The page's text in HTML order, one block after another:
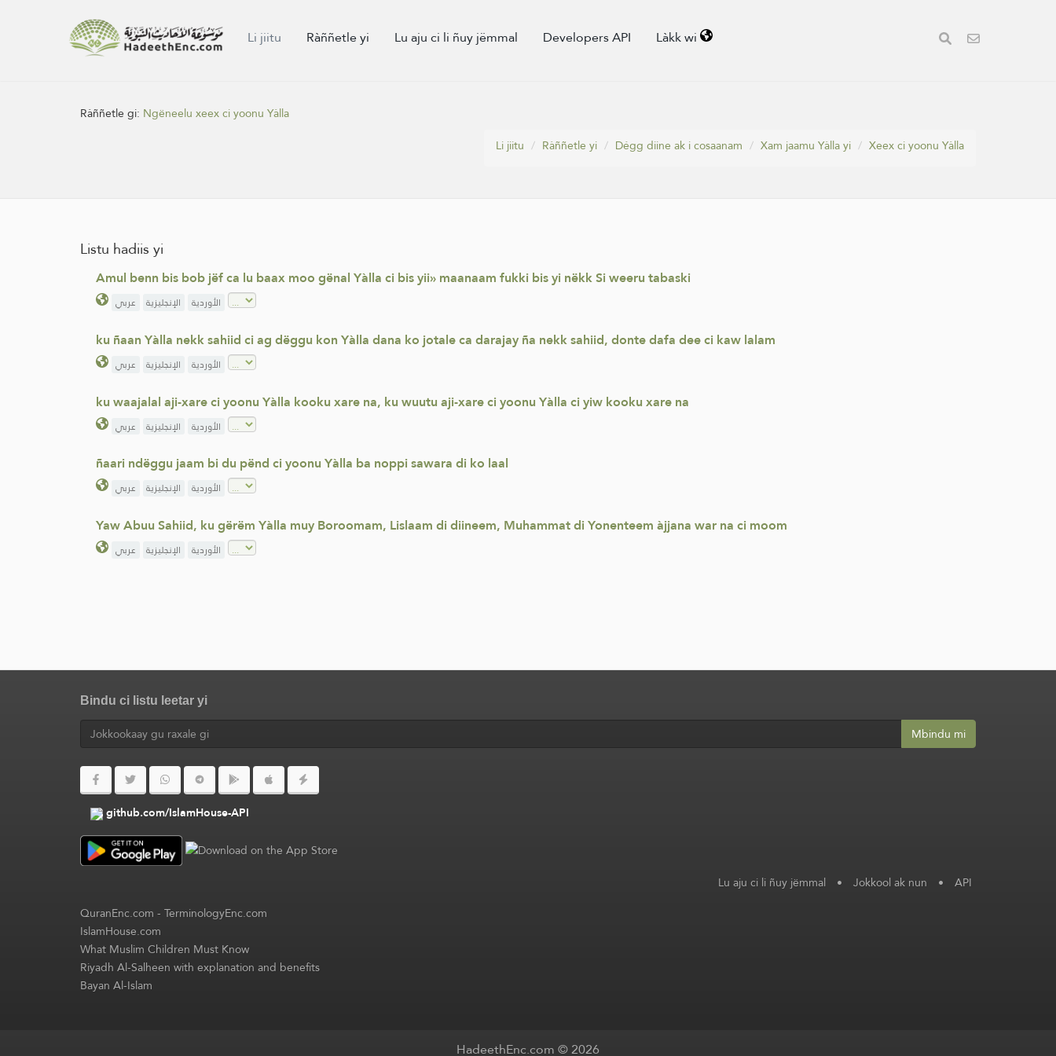
Li jiitu Ràññetle yi Lu aju ci li ñuy jëmmal Developers API Làkk wi
Ràññetle gi: Ngëneelu xeex ci yoonu Yàlla
Li jiitu
Ràññetle yi Dégg diine ak i cosaanam Xam jaamu Yàlla yi Xeex ci yoonu Yàlla
Listu hadiis yi
Amul benn bis bob jëf ca lu baax moo gënal Yàlla ci bis yii» maanaam fukki bis yi nëkk Si weeru tabaski
عربي الإنجليزية الأوردية
ku ñaan Yàlla nekk sahiid ci ag dëggu kon Yàlla dana ko jotale ca darajay ña nekk sahiid, donte dafa dee ci kaw lalam
عربي الإنجليزية الأوردية
ku waajalal aji-xare ci yoonu Yàlla kooku xare na, ku wuutu aji-xare ci yoonu Yàlla ci yiw kooku xare na
عربي الإنجليزية الأوردية
ñaari ndëggu jaam bi du pënd ci yoonu Yàlla ba noppi sawara di ko laal
عربي الإنجليزية الأوردية
Yaw Abuu Sahiid, ku gërëm Yàlla muy Boroomam, Lislaam di diineem, Muhammat di Yonenteem àjjana war na ci moom
عربي الإنجليزية الأوردية
Bindu ci listu leetar yi
Mbindu mi
github.com/IslamHouse-API
Lu aju ci li ñuy jëmmal • Jokkool ak nun • API
QuranEnc.com-TerminologyEnc.com
IslamHouse.com
What Muslim Children Must Know
Riyadh Al-Salheen with explanation and benefits
Bayan Al-Islam
HadeethEnc.com © 2026